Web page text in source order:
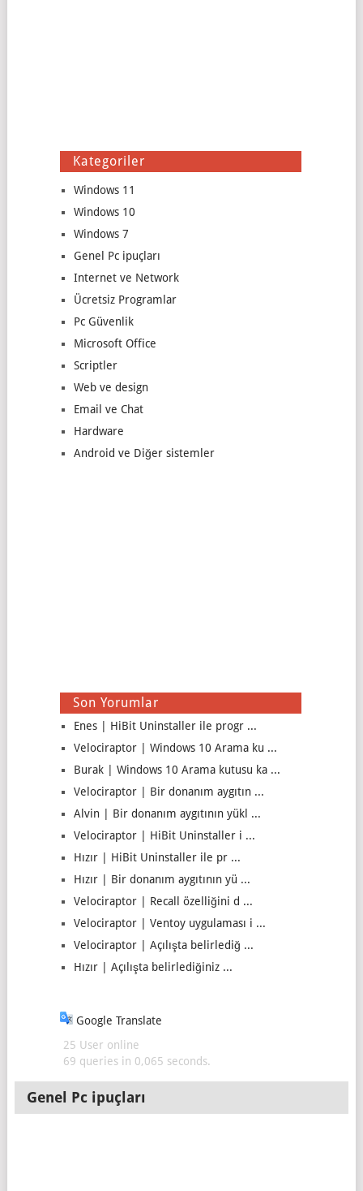
Kategoriler
Windows 11
Windows 10
Windows 7
Genel Pc ipuçları
Internet ve Network
Ücretsiz Programlar
Pc Güvenlik
Microsoft Office
Scriptler
Web ve design
Email ve Chat
Hardware
Android ve Diğer sistemler
Son Yorumlar
Enes | HiBit Uninstaller ile progr ...
Velociraptor | Windows 10 Arama ku ...
Burak | Windows 10 Arama kutusu ka ...
Velociraptor | Bir donanım aygıtın ...
Alvin | Bir donanım aygıtının yükl ...
Velociraptor | HiBit Uninstaller i ...
Hızır | HiBit Uninstaller ile pr ...
Hızır | Bir donanım aygıtının yü ...
Velociraptor | Recall özelliğini d ...
Velociraptor | Ventoy uygulaması i ...
Velociraptor | Açılışta belirlediğ ...
Hızır | Açılışta belirlediğiniz ...
Google Translate
25 User online
69 queries in 0,065 seconds.
Genel Pc ipuçları